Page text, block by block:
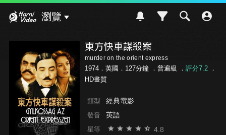
瀏覽
東方快車謀殺案
murder on the orient express
1974．英國．127分鐘 ． 普遍級 ． 評分7.2．
HD畫質
類型 經典電影
發音 英語
星等 4.8